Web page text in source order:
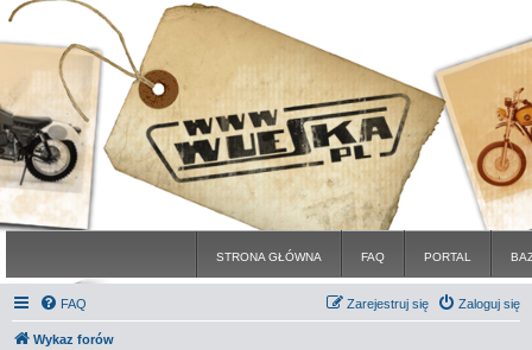
STRONA GŁÓWNA FAQ PORTAL
FAQ Zaloguj się
Zarejestruj się
Wykaz forów